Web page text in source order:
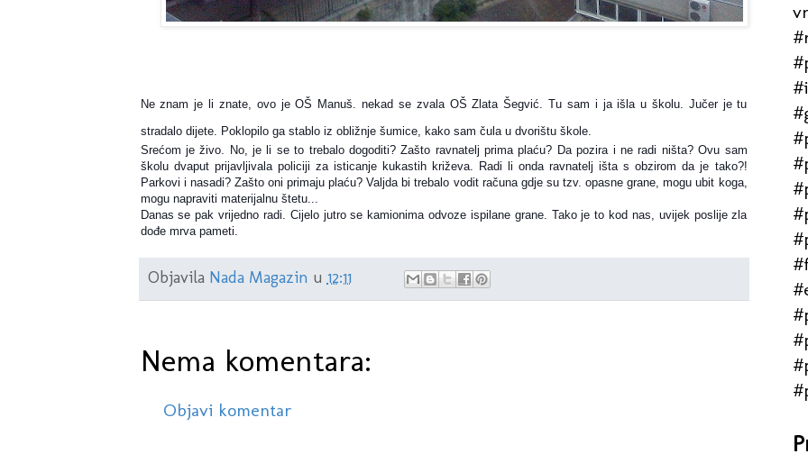
Ne znam je li znate, ovo je OŠ Manuš. nekad se zvala OŠ Zlata Šegvić. Tu sam i ja išla u školu. Jučer je tu
stradalo dijete. Poklopilo ga stablo iz obližnje šumice, kako sam čula u dvorištu škole.
Srećom je živo. No, je li se to trebalo dogoditi? Zašto ravnatelj prima plaću? Da pozira i ne radi ništa? Ovu sam
školu dvaput prijavljivala policiji za isticanje kukastih križeva. Radi li onda ravnatelj išta s obzirom da je tako?!
Parkovi i nasadi? Zašto oni primaju plaću? Valjda bi trebalo vodit računa gdje su tzv. opasne grane, mogu ubit koga,
mogu napraviti materijalnu štetu...
Danas se pak vrijedno radi. Cijelo jutro se kamionima odvoze ispilane grane. Tako je to kod nas, uvijek poslije zla
dođe mrva pameti.
Objavila Nada Magazin u 12:11
Nema komentara:
Objavi komentar